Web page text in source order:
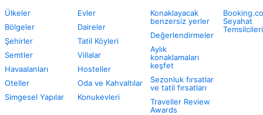
Ülkeler
Bölgeler
Şehirler
Semtler
Havaalanları
Oteller
Simgesel Yapılar
Evler
Daireler
Tatil Köyleri
Villalar
Hosteller
Oda ve Kahvaltılar
Konukevleri
Konaklayacak
benzersiz yerler
Değerlendirmeler
Aylık
konaklamaları
keşfet
Sezonluk fırsatlar
ve tatil fırsatları
Traveller Review
Awards
Seyahat
Temsilcileri